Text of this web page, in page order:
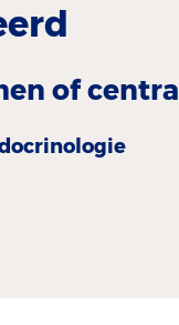
of centra